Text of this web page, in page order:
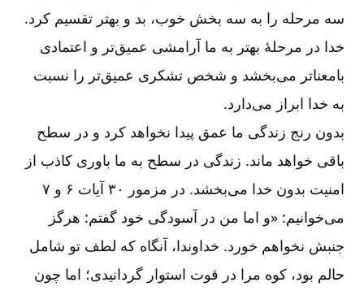
سه مرحله را به سه بخش خوب، بد و بهتر تقسیم کرد.
خدا در مرحلۀ بهتر به ما آرامشی عمیق‌‌تر و اعتمادی
بامعناتر می‌‌بخشد و شخص تشکری عمیق‌‌تر را نسبت
به خدا ابراز می‌‌دارد.
بدون رنج زندگی ما عمق پیدا نخواهد کرد و در سطح
باقی خواهد ماند. زندگی در سطح به ما باوری کاذب از
امنیت بدون خدا می‌‌بخشد. در مزمور ۳۰ آیات ۶ و ۷
می‌‌خوانیم: «و اما من در آسودگی خود گفتم: هرگز
جنبش نخواهم خورد. خداوندا، آنگاه که لطف تو شامل
حالم بود، کوه مرا در قوت استوار گردانیدی؛ اما چون